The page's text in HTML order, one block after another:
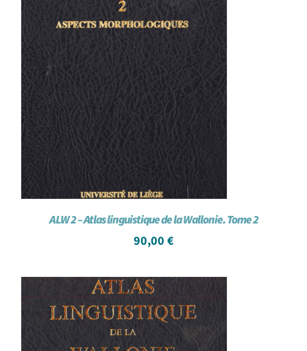
ALW 2 – Atlas linguistique de la Wallonie. Tome 2
90,00 €